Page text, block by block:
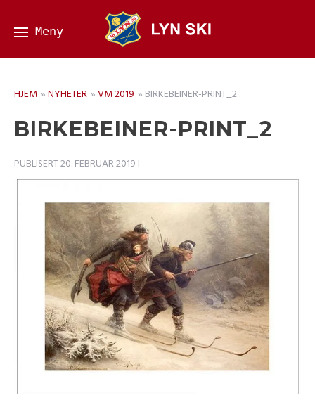
HJEM »NYHETER »VM 2019 » BIRKEBEINER-PRINT_2
BIRKEBEINER-PRINT_2
PUBLISERT20. FEBRUAR 2019 I